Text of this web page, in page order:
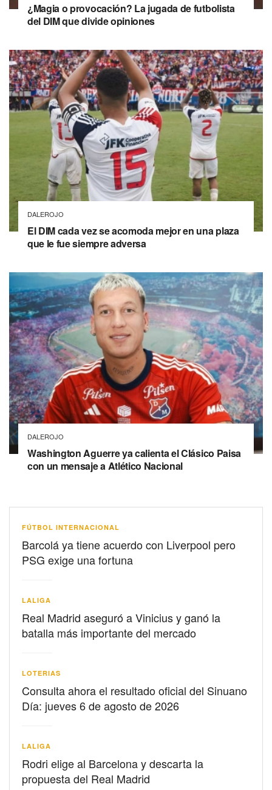
¿Magia o provocación? La jugada de futbolista
del DIM que divide opiniones
DALEROJO
El DIM cada vez se acomoda mejor en una plaza
que le fue siempre adversa
DALEROJO
Washington Aguerre ya calienta el Clásico Paisa
con un mensaje a Atlético Nacional
FÚTBOL INTERNACIONAL
Barcolá ya tiene acuerdo con Liverpool pero
PSG exige una fortuna
LALIGA
Real Madrid aseguró a Vinicius y ganó la
batalla más importante del mercado
LOTERIAS
Consulta ahora el resultado oficial del Sinuano
Día: jueves 6 de agosto de 2026
LALIGA
Rodri elige al Barcelona y descarta la
propuesta del Real Madrid